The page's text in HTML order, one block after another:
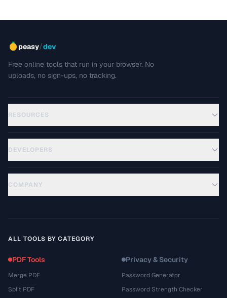
peasy/dev
Free online tools that run in your browser. No
uploads, no sign-ups, no tracking.
RESOURCES
DEVELOPERS
COMPANY
ALL TOOLS BY CATEGORY
PDF Tools
Merge PDF
Split PDF
Privacy & Security
Password Generator
Password Strength Checker